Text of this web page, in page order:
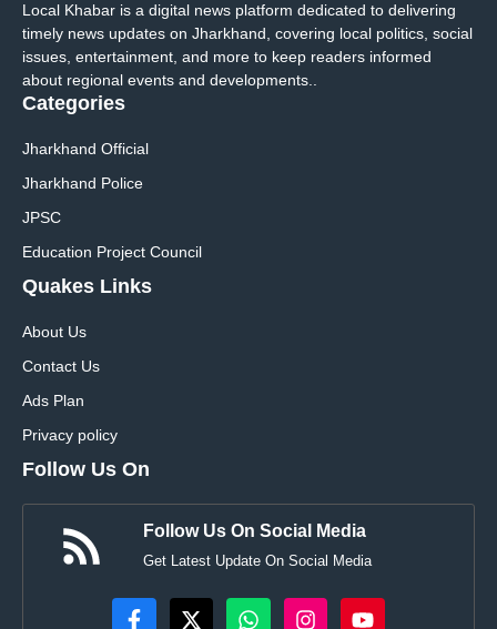
Local Khabar is a digital news platform dedicated to delivering
timely news updates on Jharkhand, covering local politics, social
issues, entertainment, and more to keep readers informed
about regional events and developments..
Categories
Jharkhand Official
Jharkhand Police
JPSC
Education Project Council
Quakes Links
About Us
Contact Us
Ads Plan
Privacy policy
Follow Us On
Follow Us On Social Media
Get Latest Update On Social Media